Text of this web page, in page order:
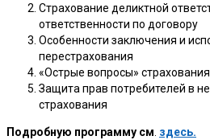
Страхование деликтной
ответственности по договору
Особенности заключения и
перестрахования
«Острые вопросы»
Защита прав потребителей в
страхования
Подробную программу см здесь.